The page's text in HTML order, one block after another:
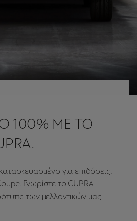
Δείτε περισσότερα